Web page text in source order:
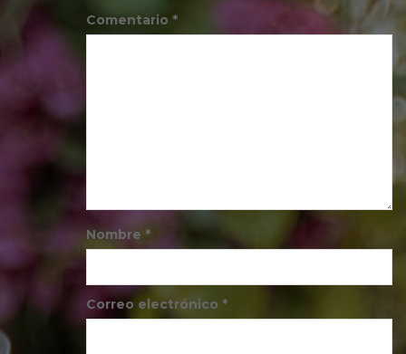
Comentario *
Nombre *
Correo electrónico *